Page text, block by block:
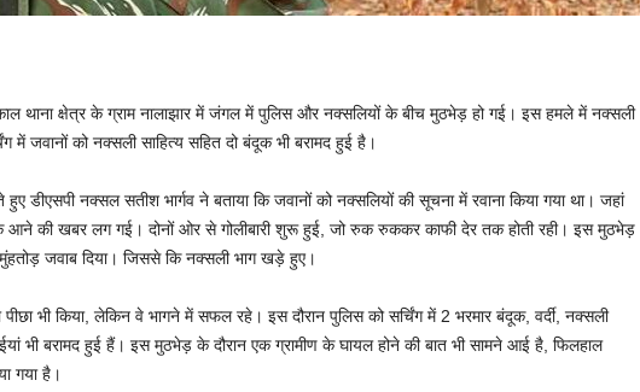
थाना क्षेत्र के ग्राम नालाझार में जंगल में पुलिस और नक्सलियों के बीच मुठभेड़ हो गई। इस हमले में नक्सली
में जवानों को नक्सली साहित्य सहित दो बंदूक भी बरामद हुई है।
डीएसपी नक्सल सतीश भार्गव ने बताया कि जवानों को नक्सलियों की सूचना में रवाना किया गया था। जहां
आने की खबर लग गई। दोनों ओर से गोलीबारी शुरू हुई, जो रुक रुककर काफी देर तक होती रही। इस मुठभेड़
जवाब दिया। जिससे कि नक्सली भाग खड़े हुए।
भी किया, लेकिन वे भागने में सफल रहे। इस दौरान पुलिस को सर्चिंग में 2 भरमार बंदूक, वर्दी, नक्सली
भी बरामद हुई हैं। इस मुठभेड़ के दौरान एक ग्रामीण के घायल होने की बात भी सामने आई है, फिलहाल
गया है।